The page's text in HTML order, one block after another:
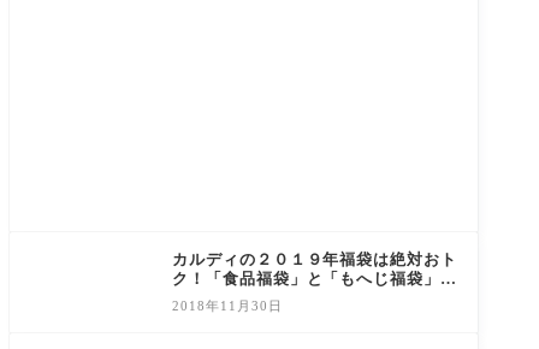
カルディの２０１９年福袋は絶対おト
ク！「食品福袋」と「もへじ福袋」の
事前抽選受付は１２月１より開始！
2018年11月30日